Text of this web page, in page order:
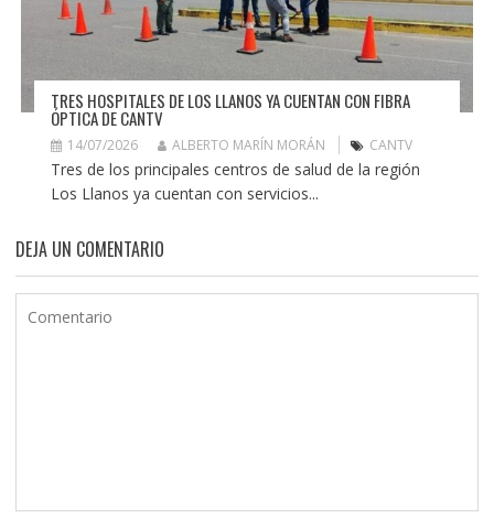
TRES HOSPITALES DE LOS LLANOS YA CUENTAN CON FIBRA
ÓPTICA DE CANTV
14/07/2026 ALBERTO MARÍN MORÁN CANTV
Tres de los principales centros de salud de la región
Los Llanos ya cuentan con servicios...
DEJA UN COMENTARIO